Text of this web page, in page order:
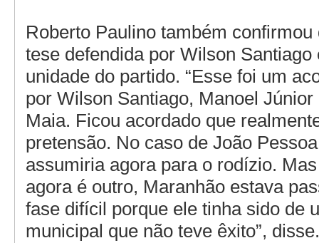
Roberto Paulino também
tese defendida por Wilson Santiago
unidade do partido. “Esse foi um
por Wilson Santiago, Manoel
Maia. Ficou acordado que
pretensão. No caso de João
assumiria agora para o rodízio.
agora é outro, Maranhão estava
fase difícil porque ele tinha sido de
municipal que não teve êxito”, disse.